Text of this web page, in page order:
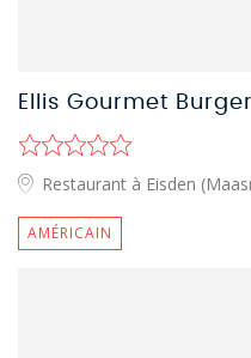
Ellis Gourmet Burger
Restaurant à Eisden
AMÉRICAIN